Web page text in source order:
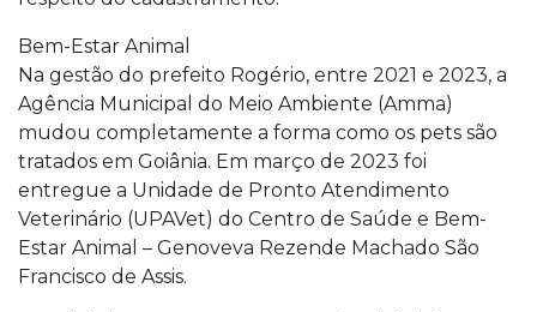
Bem-Estar Animal
Na gestão do prefeito Rogério, entre 2021 e 2023, a
Agência Municipal do Meio Ambiente (Amma)
mudou completamente a forma como os pets são
tratados em Goiânia. Em março de 2023 foi
entregue a Unidade de Pronto Atendimento
Veterinário (UPAVet) do Centro de Saúde e Bem-
Estar Animal – Genoveva Rezende Machado São
Francisco de Assis.